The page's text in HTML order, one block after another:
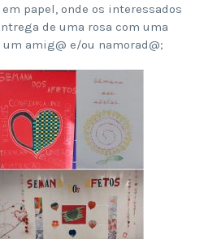
papel, onde os interessados
de uma rosa com uma
amig@ e/ou namorad@;